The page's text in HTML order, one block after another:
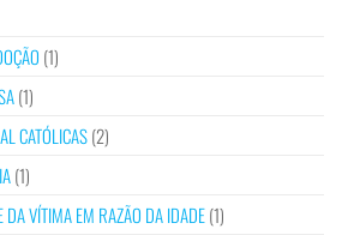
(1)
(1)
CATÓLICAS(2)
(1)
DA VÍTIMA EM RAZÃO DA IDADE(1)